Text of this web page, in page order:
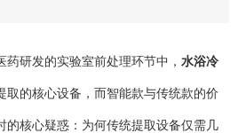
研发的实验室前处理环节中， 水浴冷
取的核心设备，而智能款与传统款的价
的核心疑惑：为何传统提取设备仅需几